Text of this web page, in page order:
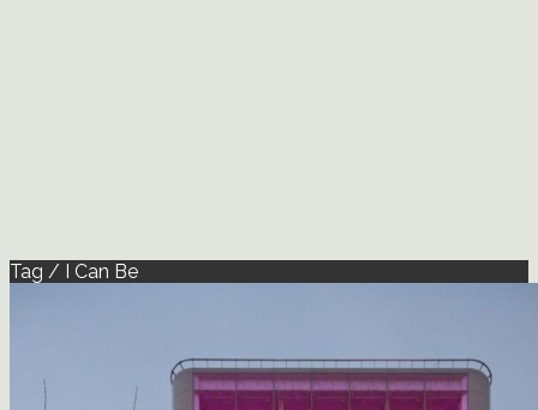
Tag / I Can Be